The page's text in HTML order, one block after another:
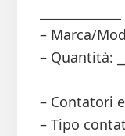
– Marca/
– Quantità:
– Contatori
– Tipo